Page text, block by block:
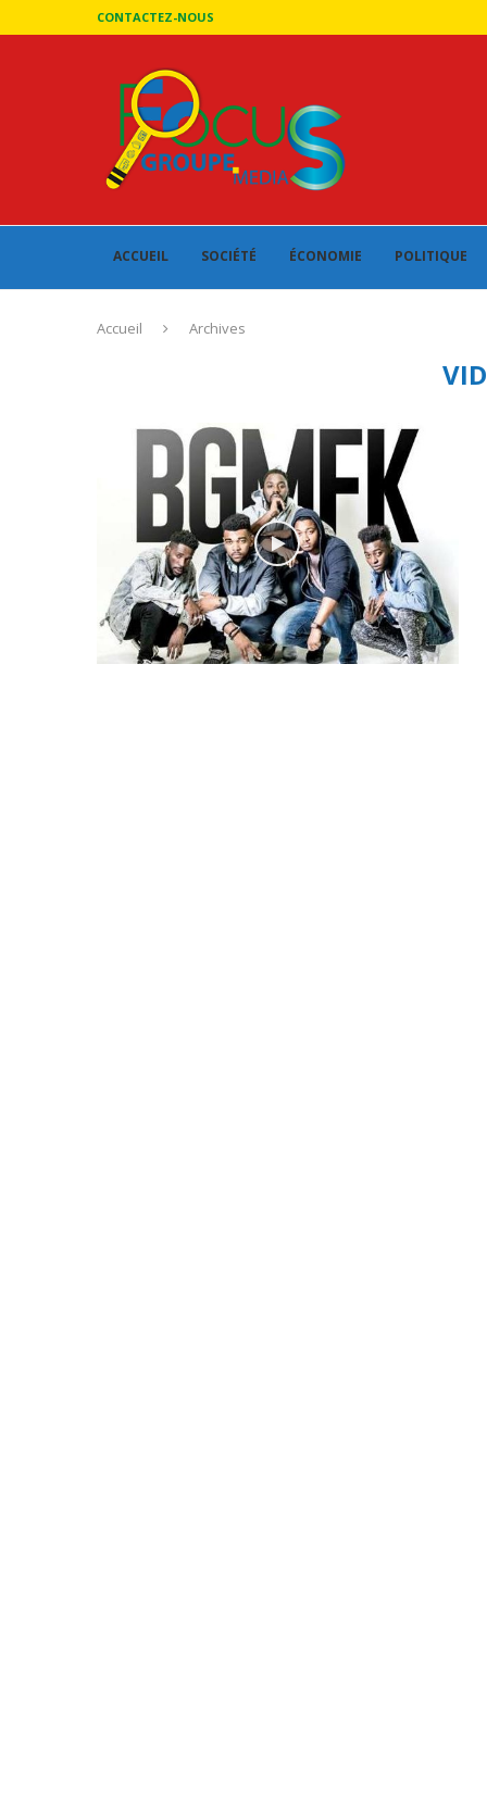
CONTACTEZ-NOUS
ACCUEIL SOCIÉTÉ ÉCONOMIE POLITIQUE
Accueil Archives